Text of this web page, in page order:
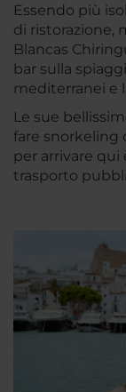
Essendo più
di ristorazione,
Blancas
bar sulla
mediterranei e
Le sue
fare snorkeling
per arrivare qui
trasporto